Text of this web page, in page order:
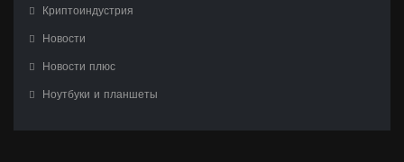
Криптоиндустрия
Новости
Новости плюс
Ноутбуки и планшеты